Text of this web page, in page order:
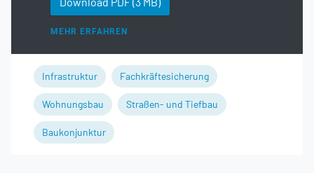
MEHR ERFAHREN
Infrastruktur Fachkräftesicherung
Wohnungsbau Straßen- und Tiefbau
Baukonjunktur